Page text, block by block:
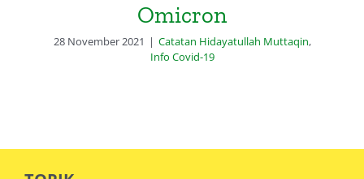
Omicron
28 November 2021 | Catatan Hidayatullah Muttaqin,
Info Covid-19